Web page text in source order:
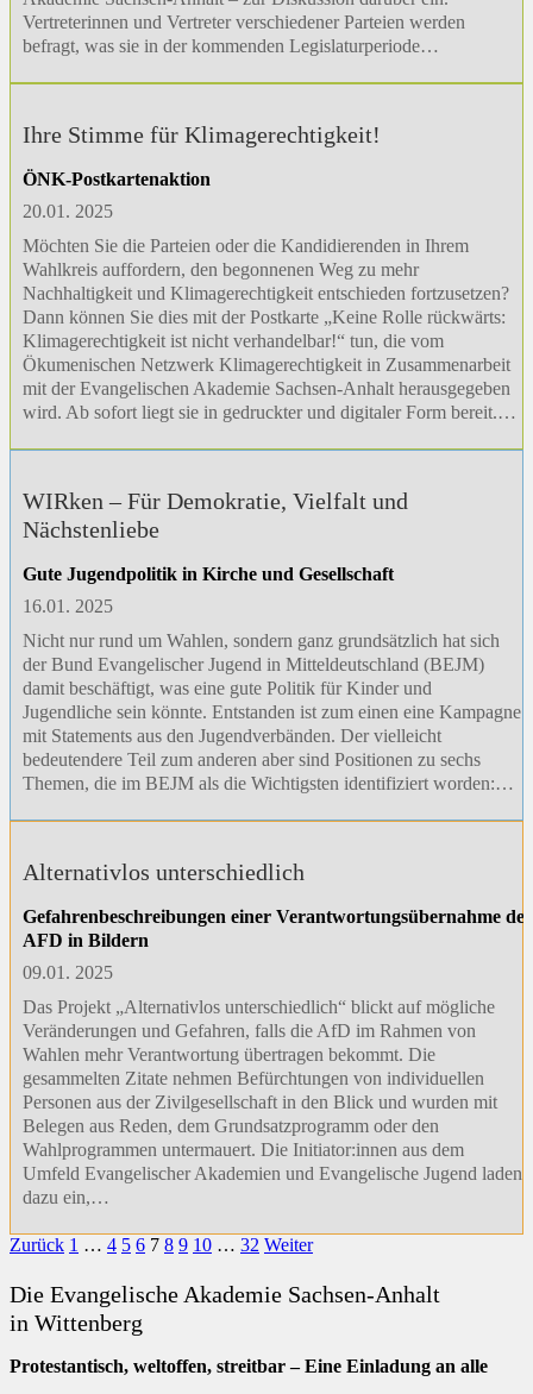
Vertreterinnen und Vertreter verschiedener Parteien werden
befragt, was sie in der kommenden Legislaturperiode…
Ihre Stimme für Klimagerechtigkeit!
ÖNK-Postkartenaktion
20.01. 2025
Möchten Sie die Parteien oder die Kandidierenden in Ihrem
Wahlkreis auffordern, den begonnenen Weg zu mehr
Nachhaltigkeit und Klimagerechtigkeit entschieden fortzusetzen?
Dann können Sie dies mit der Postkarte „Keine Rolle rückwärts:
Klimagerechtigkeit ist nicht verhandelbar!“ tun, die vom
Ökumenischen Netzwerk Klimagerechtigkeit in Zusammenarbeit
mit der Evangelischen Akademie Sachsen-Anhalt herausgegeben
wird. Ab sofort liegt sie in gedruckter und digitaler Form bereit.…
WIRken – Für Demokratie, Vielfalt und
Nächstenliebe
Gute Jugendpolitik in Kirche und Gesellschaft
16.01. 2025
Nicht nur rund um Wahlen, sondern ganz grundsätzlich hat sich
der Bund Evangelischer Jugend in Mitteldeutschland (BEJM)
damit beschäftigt, was eine gute Politik für Kinder und
Jugendliche sein könnte. Entstanden ist zum einen eine Kampagne
mit Statements aus den Jugendverbänden. Der vielleicht
bedeutendere Teil zum anderen aber sind Positionen zu sechs
Themen, die im BEJM als die Wichtigsten identifiziert worden:…
Alternativlos unterschiedlich
Gefahrenbeschreibungen einer Verantwortungsübernahme der
AFD in Bildern
09.01. 2025
Das Projekt „Alternativlos unterschiedlich“ blickt auf mögliche
Veränderungen und Gefahren, falls die AfD im Rahmen von
Wahlen mehr Verantwortung übertragen bekommt. Die
gesammelten Zitate nehmen Befürchtungen von individuellen
Personen aus der Zivilgesellschaft in den Blick und wurden mit
Belegen aus Reden, dem Grundsatzprogramm oder den
Wahlprogrammen untermauert. Die Initiator:innen aus dem
Umfeld Evangelischer Akademien und Evangelische Jugend laden
dazu ein,…
Zurück 1 … 4 5 6 7 8 9 10 … 32 Weiter
Die Evangelische Akademie Sachsen-Anhalt
in Wittenberg
Protestantisch, weltoffen, streitbar – Eine Einladung an alle